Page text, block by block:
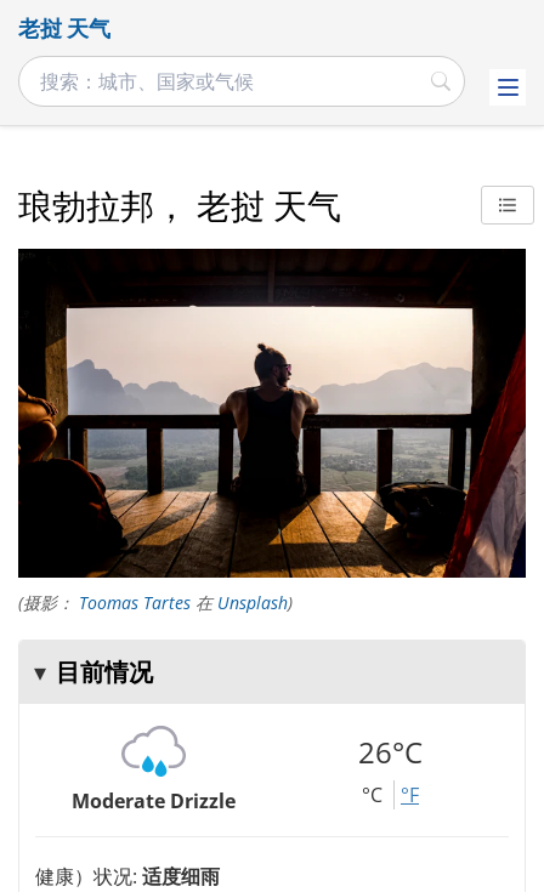
老挝 天气
琅勃拉邦， 老挝 天气
(摄影： Toomas Tartes 在Unsplash)
目前情况
Moderate Drizzle
26°C
°C °F
健康）状况: 适度细雨